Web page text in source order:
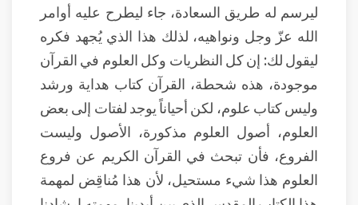
ليرسم له طريق السعادة، جاء ليطرح عليه أوامر
الله عزّ وجل ونواهيه، لذلك هذا الذي يُجهد فكره
ليقول لك: إن كل النظريات وكل العلوم في القرآن
موجودة، هذه شحطة، القرآن كتاب هداية ورشد
وليس كتاب علوم، لكن أحياناً يوجد لفتات إلى بعض
العلوم، أصول العلوم مذكورة، الأصول وليست
الفروع، فأن تبحث في القرآن الكريم عن فروع
العلوم هذا شيء مستحيل، لأن هذا مُناقِض لمهمة